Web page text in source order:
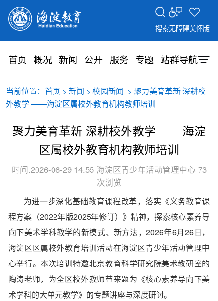
搜索无障碍关怀版
首页 概况 新闻 公开 服务 专题 站群导航
当前位置： 首页 > 新闻 > 校园新闻
> 聚力美育革新 深耕校
外教学 ——海淀区属校外教育机构教师培训
聚力美育革新 深耕校外教学 ——海淀
区属校外教育机构教师培训
时间:2026-06-29 14:55 海淀区青少年活动管理中心 73
次浏览
为进一步深化基础教育课程改革，落实《义务教育课
程方案（2022年版2025年修订）》精神，探索核心素养导
向下美术学科教学的新模式、新方法，2026年6月26日，
海淀区区属校外教育培训活动在海淀区青少年活动管理中
心举行。本次培训特邀北京教育科学研究院美术教研室的
陶涛老师，为全区校外教师带来题为《核心素养导向下美
术学科的大单元教学》的专题讲座与深度研讨。